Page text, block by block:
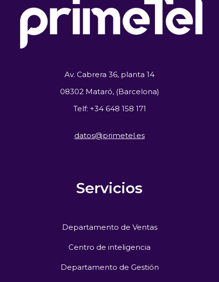
Av. Cabrera 36, planta 14
08302 Mataró, (Barcelona)
Telf: +34 648 158 171
datos@primetel.es
Servicios
Departamento de Ventas
Centro de inteligencia
Departamento de Gestión